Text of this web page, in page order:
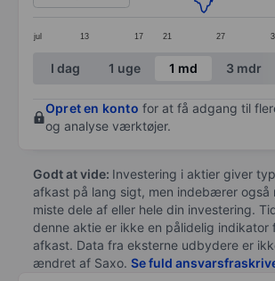
jul 13 17 21 27
End of interactive chart.
I dag 1 uge 1 md 3 mdr
Opret en konto for at få adgang til
og analyse værktøjer.
Godt at vide: Investering i aktier giver
afkast på lang sigt, men indebærer også
miste dele af eller hele din investering.
denne aktie er ikke en pålidelig indikator
afkast. Data fra eksterne udbydere er
ændret af Saxo. Se fuld